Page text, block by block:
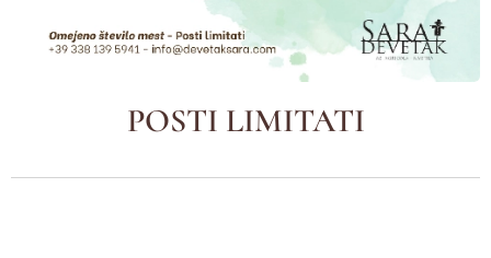
POSTI LIMITATI